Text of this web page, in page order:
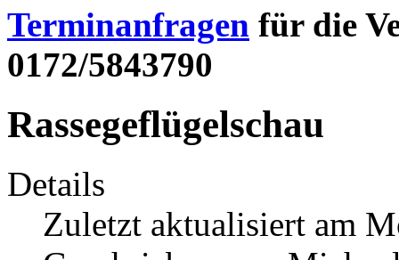
Terminanfragen für die
0172/5843790
Rassegeflügelschau
Details
Zuletzt aktualisiert am